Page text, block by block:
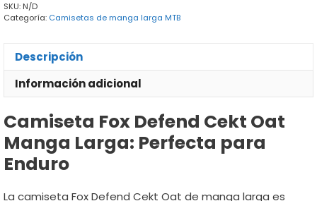
SKU: N/D
Categoría: Camisetas de manga larga MTB
Descripción
Información adicional
Camiseta Fox Defend Cekt Oat
Manga Larga: Perfecta para
Enduro
La camiseta Fox Defend Cekt Oat de manga larga es